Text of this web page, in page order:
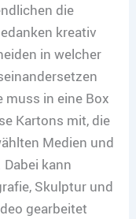
die
kreativ
in welcher
muss in eine Box
Kartons mit, die
Medien und
kann
Skulptur und
gearbeitet